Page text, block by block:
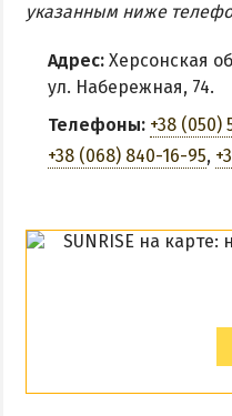
указанным ниже
Адрес: Херсонская
ул. Набережная, 74.
Телефоны: +38 (050)
+38 (068) 840-16-95,